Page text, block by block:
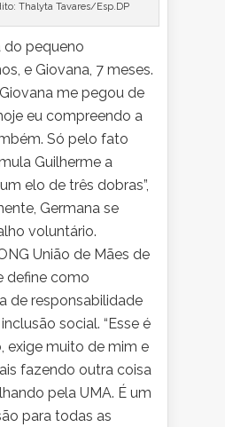
Thalyta Tavares/Esp.DP
do pequeno
e Giovana, 7 meses.
Giovana me pegou de
eu compreendo a
Só pelo fato
Guilherme a
elo de três dobras”,
Germana se
voluntário.
União de Mães de
define como
de responsabilidade
social. “Esse é
exige muito de mim e
fazendo outra coisa
pela UMA. É um
para todas as